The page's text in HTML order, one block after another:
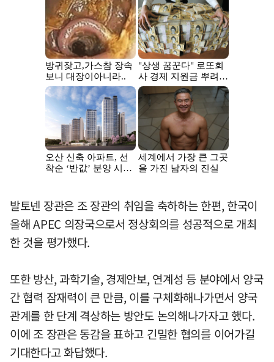
발토넨 장관은 조 장관의 취임을 축하하는 한편, 한국이
올해 APEC 의장국으로서 정상회의를 성공적으로 개최
한 것을 평가했다.
또한 방산, 과학기술, 경제안보, 연계성 등 분야에서 양국
간 협력 잠재력이 큰 만큼, 이를 구체화해나가면서 양국
관계를 한 단계 격상하는 방안도 논의해나가자고 했다.
이에 조 장관은 동감을 표하고 긴밀한 협의를 이어가길
기대한다고 화답했다.